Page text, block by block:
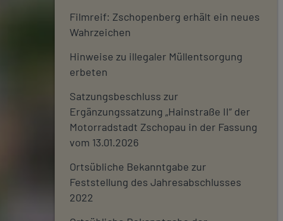
Filmreif: Zschopenberg erhält ein neues
Wahrzeichen
Hinweise zu illegaler Müllentsorgung
erbeten
Satzungsbeschluss zur
Ergänzungssatzung „Hainstraße II“ der
Motorradstadt Zschopau in der Fassung
vom 13.01.2026
Ortsübliche Bekanntgabe zur
Feststellung des Jahresabschlusses
2022